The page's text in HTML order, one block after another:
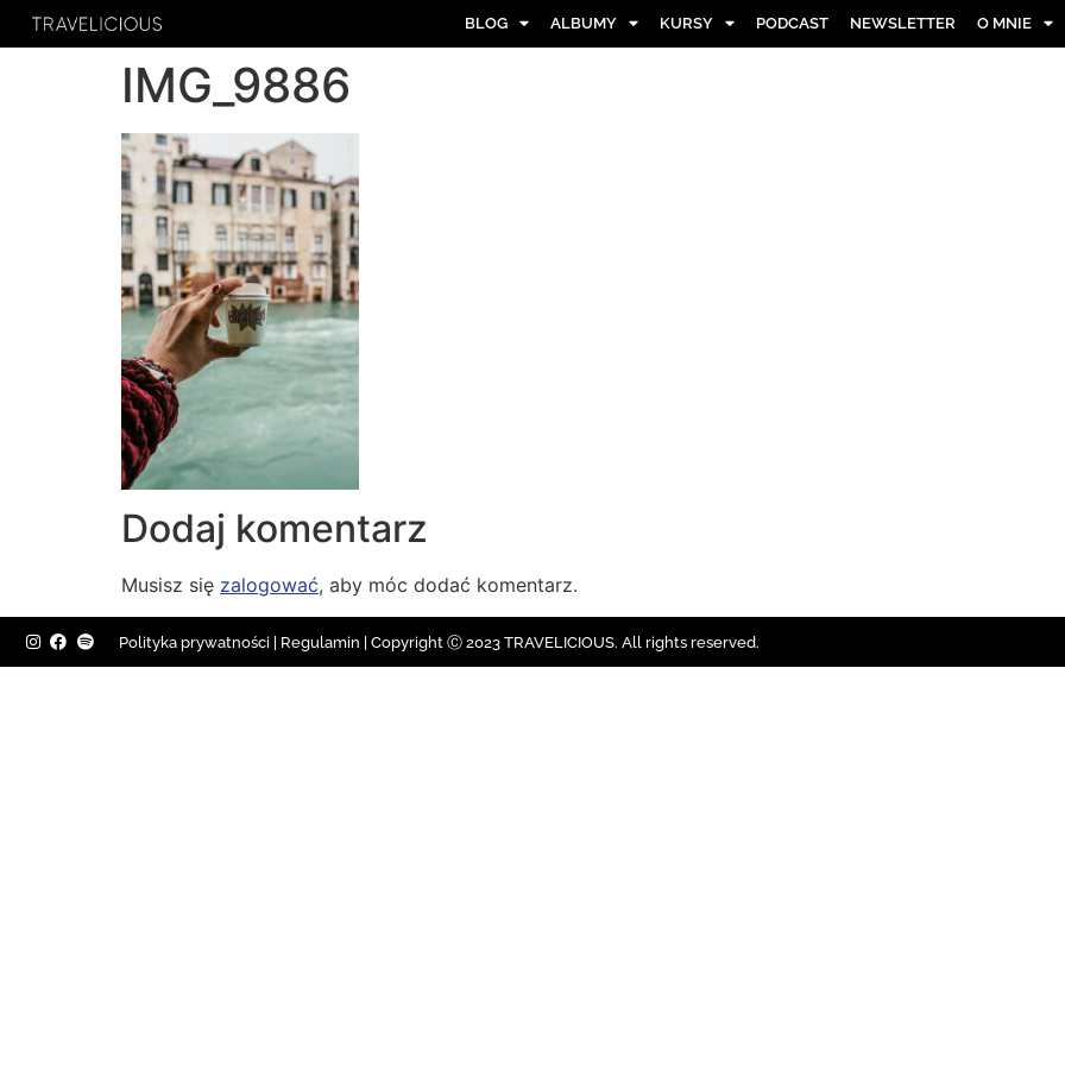
BLOG ALBUMY KURSY PODCAST NEWSLETTER O MNIE
IMG_9886
Dodaj komentarz
Musisz się zalogować, aby móc dodać komentarz.
Polityka prywatności Regulamin | Copyright Ⓒ 2023 TRAVELICIOUS. All rights reserved.